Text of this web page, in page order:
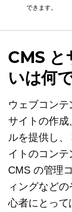
できます。
CMS と
いは何
ウェブコンテ
サイトの作成
ルを提供し、
イトのコンテ
CMS の管理
ィングなど
心者にとって